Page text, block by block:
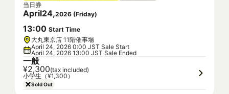
当日券
April24,2026 (Friday)
13:00 Start Time
大丸東京店 11階催事場
April 24, 2026 0:00 JST Sale Start
April 24, 2026 13:00 JST Sale Ended
一般
¥2,300(tax included)
小学生（¥1,300）
Sold Out